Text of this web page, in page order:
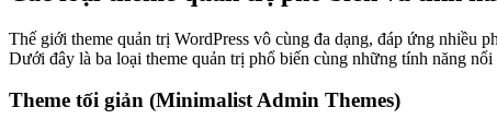
Thế giới theme quản trị WordPress vô cùng đa dạng, đáp ứng nhiều
Dưới đây là ba loại theme quản trị phổ biến cùng những tính năng nổi
Theme tối giản (Minimalist Admin Themes)